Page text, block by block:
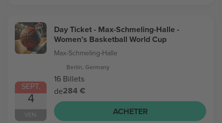
SEPT.
4
VEN.
Day Ticket - Max-Schmeling-Halle -
Women’s Basketball World Cup
Max-Schmeling-Halle
Berlin, Germany
16 Billets
de284 €
ACHETER